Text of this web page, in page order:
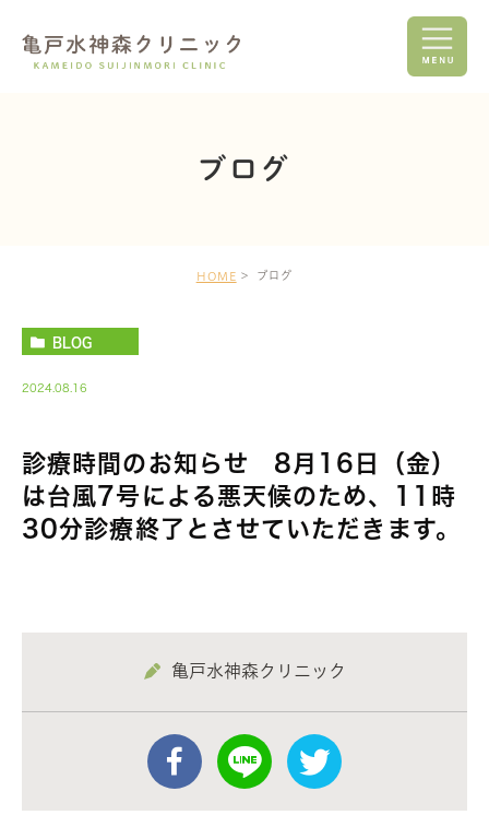
ブログ
HOME ブログ
BLOG
2024.08.16
診療時間のお知らせ 8月16日（金）
は台風7号による悪天候のため、11時
30分診療終了とさせていただきます。
亀戸水神森クリニック